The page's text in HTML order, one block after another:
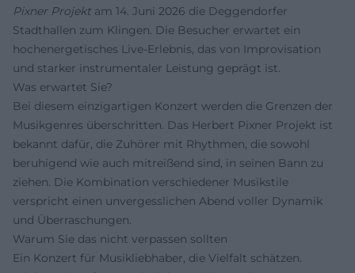
Pixner Projekt am 14. Juni 2026 die Deggendorfer
Stadthallen zum Klingen. Die Besucher erwartet ein
hochenergetisches Live-Erlebnis, das von Improvisation
und starker instrumentaler Leistung geprägt ist.
Was erwartet Sie?
Bei diesem einzigartigen Konzert werden die Grenzen der
Musikgenres überschritten. Das Herbert Pixner Projekt ist
bekannt dafür, die Zuhörer mit Rhythmen, die sowohl
beruhigend wie auch mitreißend sind, in seinen Bann zu
ziehen. Die Kombination verschiedener Musikstile
verspricht einen unvergesslichen Abend voller Dynamik
und Überraschungen.
Warum Sie das nicht verpassen sollten
Ein Konzert für Musikliebhaber, die Vielfalt schätzen.